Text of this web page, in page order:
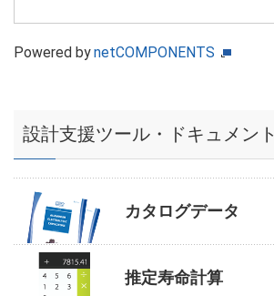
Powered bynetCOMPONENTS
設計支援ツール・ドキュメント
カタログデータ
推定寿命計算